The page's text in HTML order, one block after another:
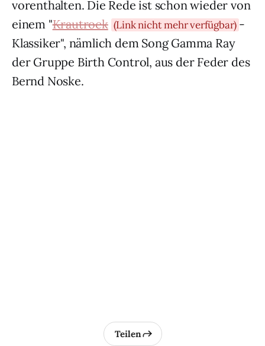
vorenthalten. Die Rede ist schon wieder von
einem "Krautrock (Link nicht mehr verfügbar) -
Klassiker", nämlich dem Song Gamma Ray
der Gruppe Birth Control, aus der Feder des
Bernd Noske.
Teilen